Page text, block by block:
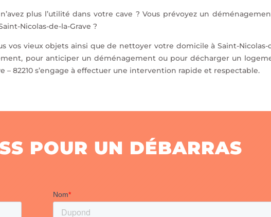
plus l’utilité dans votre cave ? Vous prévoyez un
Nicolas-de-la-Grave ?
vos vieux objets ainsi que de nettoyer votre domicile à Saint-Nicolas-
pour anticiper un déménagement ou pour décharger un
– 82210 s’engage à effectuer une intervention rapide et respectable.
POUR UN DÉBARRAS